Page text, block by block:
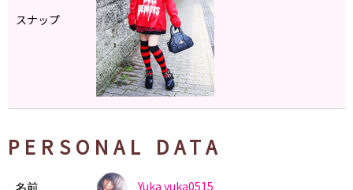
スナップ
PERSONAL DATA
名前 Yuka yuka0515